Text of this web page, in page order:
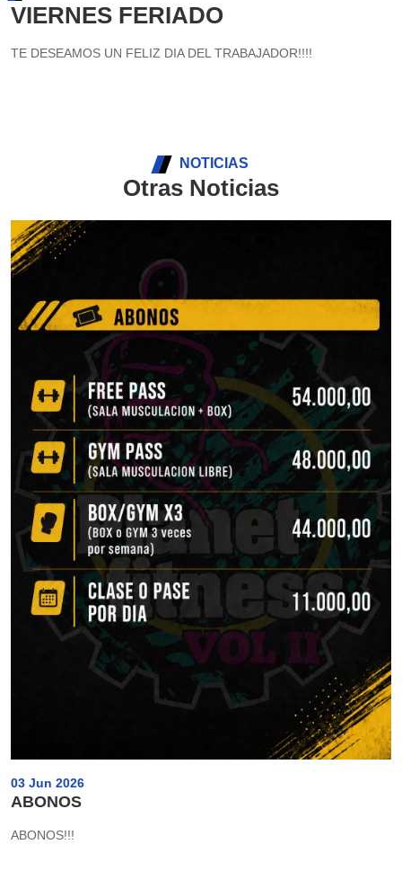
VIERNES FERIADO
TE DESEAMOS UN FELIZ DIA DEL TRABAJADOR!!!!
NOTICIAS
Otras Noticias
03 Jun 2026
ABONOS
ABONOS!!!